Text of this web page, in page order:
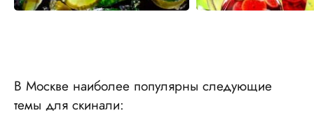
В Москве наиболее популярны следующие
темы для скинали: